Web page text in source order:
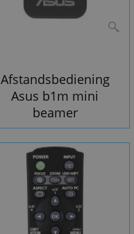
Afstandsbediening
Asus b1m mini
beamer